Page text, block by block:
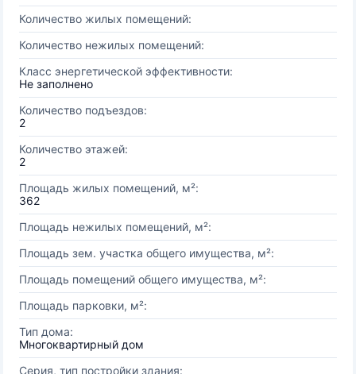
Количество жилых помещений:
Количество нежилых помещений:
Класс энергетической эффективности:
Не заполнено
Количество подъездов:
2
Количество этажей:
2
Площадь жилых помещений, м²:
362
Площадь нежилых помещений, м²:
Площадь зем. участка общего имущества, м²:
Площадь помещений общего имущества, м²:
Площадь парковки, м²:
Тип дома:
Многоквартирный дом
Серия, тип постройки здания: